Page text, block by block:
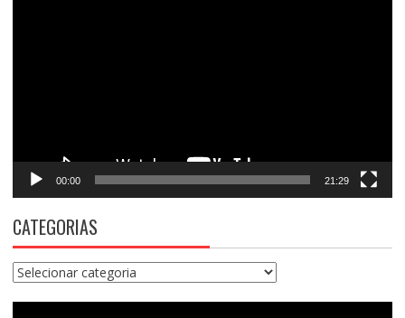
00:00 21:29
CATEGORIAS
Categorias